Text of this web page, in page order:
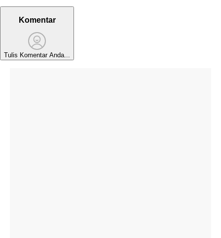
Komentar
Tulis Komentar Anda...